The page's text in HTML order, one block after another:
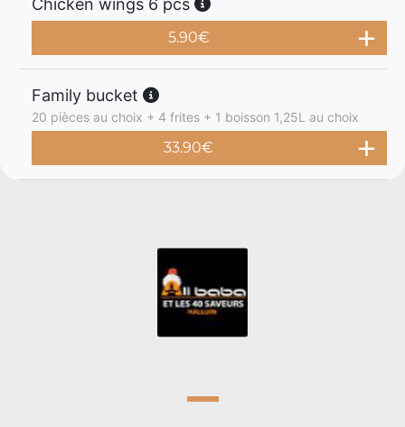
Chicken wings 6 pcs
5.90€
Family bucket
20 pièces au choix + 4 frites + 1 boisson 1,25L au choix
33.90€